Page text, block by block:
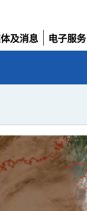
及消息
电子服务
展